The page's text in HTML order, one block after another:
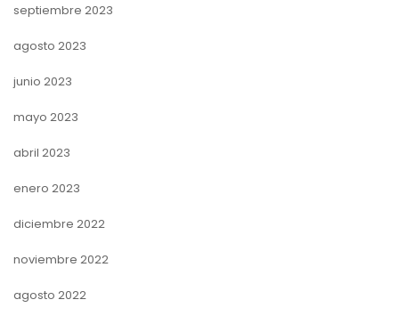
septiembre 2023
agosto 2023
junio 2023
mayo 2023
abril 2023
enero 2023
diciembre 2022
noviembre 2022
agosto 2022